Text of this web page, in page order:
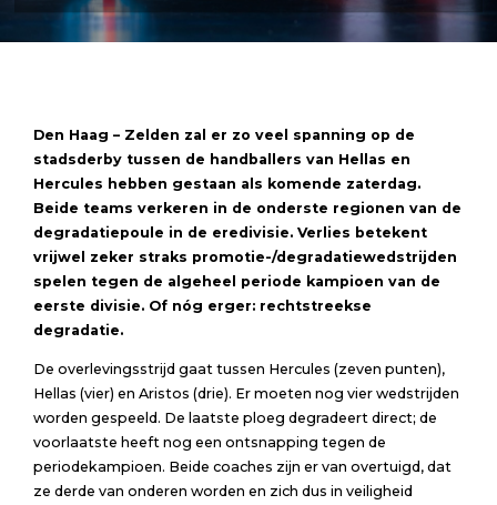
Den Haag – Zelden zal er zo veel spanning op de
stadsderby tussen de handballers van Hellas en
Hercules hebben gestaan als komende zaterdag.
Beide teams verkeren in de onderste regionen van de
degradatiepoule in de eredivisie. Verlies betekent
vrijwel zeker straks promotie-/degradatiewedstrijden
spelen tegen de algeheel periode kampioen van de
eerste divisie. Of nóg erger: rechtstreekse
degradatie.
De overlevingsstrijd gaat tussen Hercules (zeven punten),
Hellas (vier) en Aristos (drie). Er moeten nog vier wedstrijden
worden gespeeld. De laatste ploeg degradeert direct; de
voorlaatste heeft nog een ontsnapping tegen de
periodekampioen. Beide coaches zijn er van overtuigd, dat
ze derde van onderen worden en zich dus in veiligheid